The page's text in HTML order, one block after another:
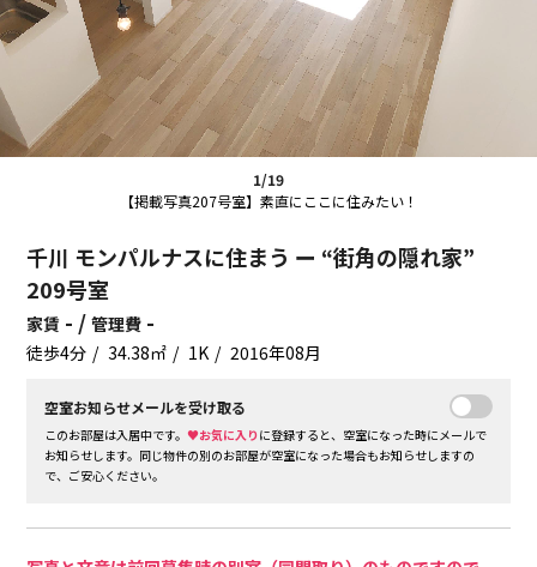
1/19
【掲載写真207号室】素直にここに住みたい！
千川 モンパルナスに住まう ー “街角の隠れ家”
209号室
家賃 - /管理費 -
徒歩4分 34.38㎡ 1K 2016年08月
空室お知らせメールを受け取る
このお部屋は入居中です。♥お気に入り に登録すると、空室になった時にメールで
お知らせします。同じ物件の別のお部屋が空室になった場合もお知らせしますの
で、ご安心ください。